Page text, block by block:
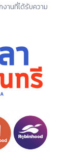
านที่ได้รับความ